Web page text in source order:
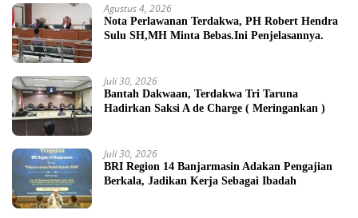
Agustus 4, 2026
Nota Perlawanan Terdakwa, PH Robert Hendra
Sulu SH,MH Minta Bebas.Ini Penjelasannya.
Juli 30, 2026
Bantah Dakwaan, Terdakwa Tri Taruna
Hadirkan Saksi A de Charge ( Meringankan )
Juli 30, 2026
BRI Region 14 Banjarmasin Adakan Pengajian
Berkala, Jadikan Kerja Sebagai Ibadah